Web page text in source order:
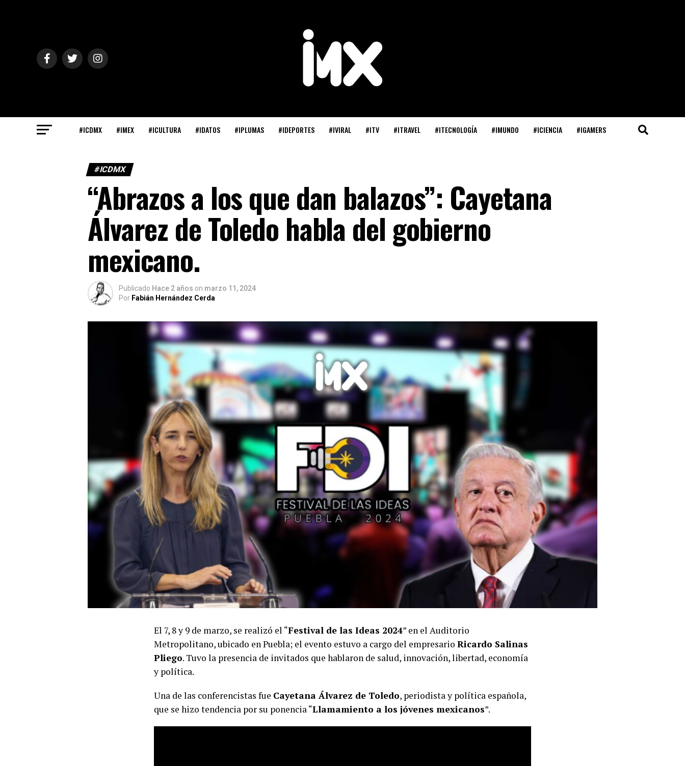
#ICDMX #IMEX #ICULTURA #IDATOS #IPLUMAS #IDEPORTES #IVIRAL #ITV #ITRAVEL #ITECNOLOGÍA #IMUNDO #ICIENCIA #IGAMERS
#ICDMX
“Abrazos a los que dan balazos”: Cayetana
Álvarez de Toledo habla del gobierno
mexicano.
Publicado Hace 2 años on marzo 11, 2024
Por Fabián Hernández Cerda
El 7, 8 y 9 de marzo, se realizó el “Festival de las Ideas 2024” en el Auditorio
Metropolitano, ubicado en Puebla; el evento estuvo a cargo del empresario Ricardo Salinas
Pliego. Tuvo la presencia de invitados que hablaron de salud, innovación, libertad, economía
y política.
Una de las conferencistas fue Cayetana Álvarez de Toledo, periodista y política española,
que se hizo tendencia por su ponencia “Llamamiento a los jóvenes mexicanos”.